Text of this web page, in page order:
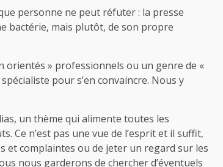
personne ne peut réfuter : la presse
bactérie, mais plutôt, de son propre
orientés » professionnels ou un genre de «
pour s’en convaincre. Nous y
un thème qui alimente toutes les
Ce n’est pas une vue de l’esprit et il suffit,
et complaintes ou de jeter un regard sur les
nous garderons de chercher d’éventuels